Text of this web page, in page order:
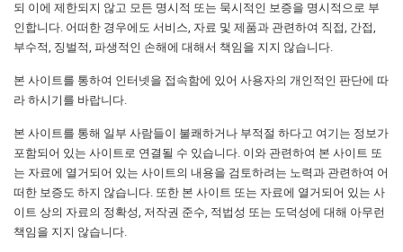
되 이에 제한되지 않고 모든 명시적 또는 묵시적인 보증을 명시적으로 부
인합니다. 어떠한 경우에도 서비스, 자료 및 제품과 관련하여 직접, 간접,
부수적, 징벌적, 파생적인 손해에 대해서 책임을 지지 않습니다.
본 사이트를 통하여 인터넷을 접속함에 있어 사용자의 개인적인 판단에 따
라 하시기를 바랍니다.
본 사이트를 통해 일부 사람들이 불쾌하거나 부적절 하다고 여기는 정보가
포함되어 있는 사이트로 연결될 수 있습니다. 이와 관련하여 본 사이트 또
는 자료에 열거되어 있는 사이트의 내용을 검토하려는 노력과 관련하여 어
떠한 보증도 하지 않습니다. 또한 본 사이트 또는 자료에 열거되어 있는 사
이트 상의 자료의 정확성, 저작권 준수, 적법성 또는 도덕성에 대해 아무런
책임을 지지 않습니다.